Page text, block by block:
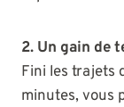
2. Un gain de
Fini les trajets
minutes, vous